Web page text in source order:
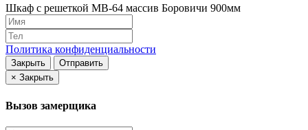
Шкаф с решеткой МВ-64 массив Боровичи 900мм
Политика конфиденциальности
Закрыть
Отправить
× Закрыть
Вызов замерщика